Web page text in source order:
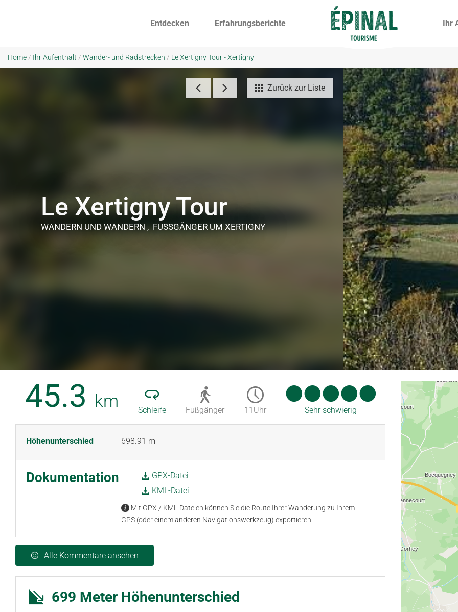
Entdecken Erfahrungsberichte Ihr
Home / Ihr Aufenthalt / Wander- und Radstrecken / Le Xertigny Tour - Xertigny
Zurück zur Liste
Le Xertigny Tour
WANDERN UND WANDERN , FUSSGÄNGERUM XERTIGNY
45.3 km Schleife Fußgänger 11Uhr Sehr schwierig
Höhenunterschied 698.91 m
Dokumentation
GPX-Datei
KML-Datei
Mit GPX / KML-Dateien können Sie die Route Ihrer Wanderung zu Ihrem
GPS (oder einem anderen Navigationswerkzeug) exportieren
Alle Kommentare ansehen
699 Meter Höhenunterschied